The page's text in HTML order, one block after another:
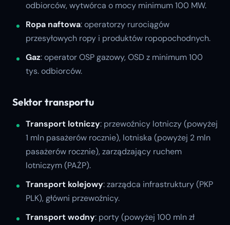
odbiorców, wytwórca o mocy minimum 100 MW.
Ropa naftowa: operatorzy rurociągów
przesyłowych ropy i produktów ropopochodnych.
Gaz: operator OSP gazowy, OSD z minimum 100
tys. odbiorców.
Sektor transportu
Transport lotniczy: przewoźnicy lotniczy (powyżej
1 mln pasażerów rocznie), lotniska (powyżej 2 mln
pasażerów rocznie), zarządzający ruchem
lotniczym (PAŻP).
Transport kolejowy: zarządca infrastruktury (PKP
PLK), główni przewoźnicy.
Transport wodny: porty (powyżej 100 mln zł